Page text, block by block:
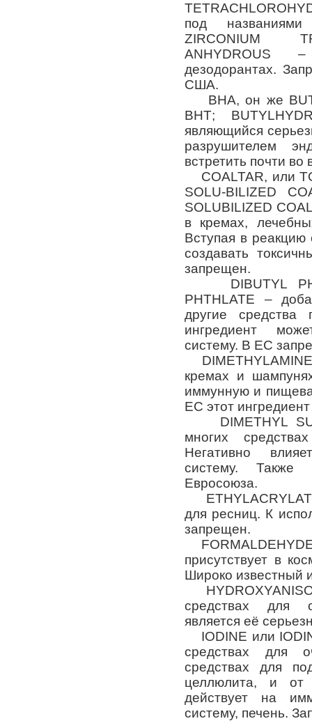
под названиями
ZIRCONIUM
ANHYDROUS
дезодорантах.
США.
ВНА, он же
ВНТ;
являющийся
разрушителем
встретить почти во
COALTAR, или
SOLU-BILIZED
SOLUBILIZED
в кремах,
Вступая в
создавать
запрещен.
DIBUTYL
PHTHLATE –
другие
ингредиент
систему. В ЕС
кремах и
иммунную и
ЕС этот
DIMETHYL
многих
Негативно
систему.
Евросоюза.
для ресниц. К
запрещен.
присутствует в
Широко известный
средствах для
является её
IODINE или
средствах для
средствах для
целлюлита, и от
действует на
систему, печень.